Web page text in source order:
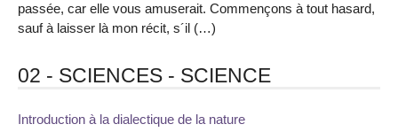
passée, car elle vous amuserait. Commençons à tout hasard,
sauf à laisser là mon récit, s´il (…)
02 - SCIENCES - SCIENCE
Introduction à la dialectique de la nature